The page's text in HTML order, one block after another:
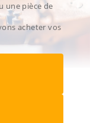
une pièce de
acheter vos